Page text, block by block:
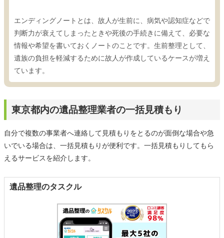
エンディングノートとは、故人が生前に、病気や認知症などで
判断力が衰えてしまったときや死後の手続きに備えて、必要な
情報や希望を書いておくノートのことです。生前整理として、
遺族の負担を軽減するために故人が作成しているケースが増え
ています。
東京都内の遺品整理業者の一括見積もり
自分で複数の事業者へ連絡して見積もりをとるのが面倒な場合や急
いでいる場合は、一括見積もりが便利です。一括見積もりしてもら
えるサービスを紹介します。
遺品整理のタスクル